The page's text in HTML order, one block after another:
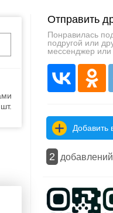
Отправить
Понравилась
подругой или
мессенджер или
Добавить
2